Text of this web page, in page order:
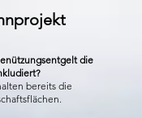
die
bereits die